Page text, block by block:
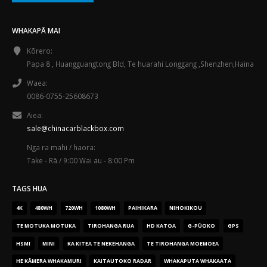
WHAKAPĀ MAI
Kōrero:
Papa 8 , Huangguangtong Bld, Te huarahi Longgang ,Shenzhen,Haina
Waea:
0086-0755-25608673
Aiea:
sale@chinacarblackbox.com
Nga ra mahi / haora:
Take - Rā / 9:00 Wai au - 8:00 Pm
TAGS HUA
4K 480WH 720WH 1080WH PAIHIKARA NIHOKIKOU
TE MOTUKA MOTUKA TIROHANGA RUA HD KATOA G-PŪOKO GPS
HSMI MINI KA KITEA TE NEKEHANGA TE TIROHANGA MOEMOEA
HE KĀMERA WHAKAMURI KAITAUTOKO RADAR WHAKAPUTA WHAKAATA